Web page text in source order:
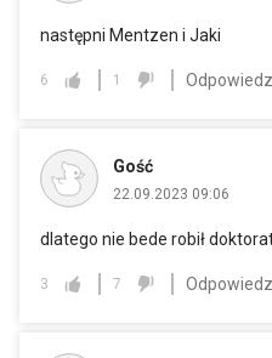
następni Mentzen i Jaki
6 1
Gość
22.09.2023 09:06
dlatego nie bede robił
3 7